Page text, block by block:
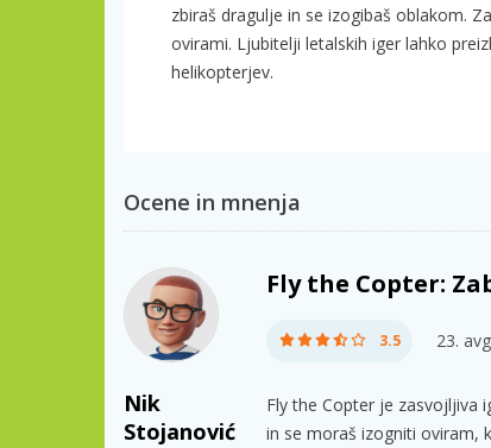
zbiraš dragulje in se izogibaš oblakom.
ovirami. Ljubitelji letalskih iger lahko
helikopterjev.
Ocene in mnenja
Nik
Stojanović
Fly the Copter:
3.5 23.
Fly the Copter je zasvojljiva
in se moraš izogniti oviram,